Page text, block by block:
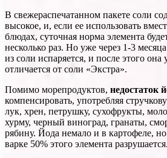
В свежераспечатанном пакете соли
высокое, и, если ее использовать
блюдах, суточная норма элемента
несколько раз. Но уже через 1-3
из соли испаряется, и после этого
отличается от соли «Экстра».
Помимо морепродуктов, недостаток
компенсировать, употребляя
лук, хрен, петрушку, сухофрукты,
хурму, черный виноград, гранаты,
рябину. Йода немало и в картофеле,
варке 50% этого элемента разрушается.